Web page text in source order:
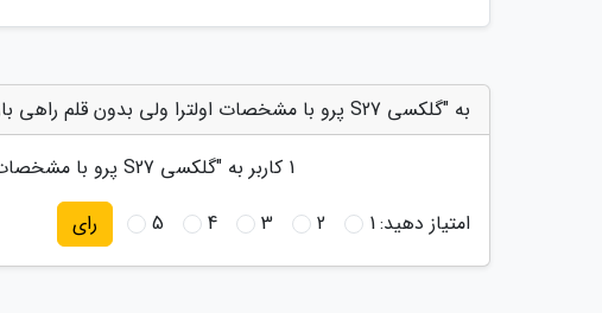
به "گلکسی S27 پرو با مشخصات اولترا ولی بدون قلم راهی بازار می گردد" امتیاز دهید
1 کاربر به "گلکسی S27 پرو با مشخصات اولترا ولی بدون قلم راهی بازار می گردد
امتیاز دهید:1
2
3
4
5 رای